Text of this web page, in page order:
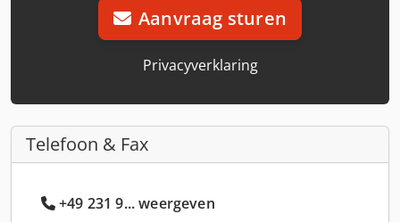
Aanvraag sturen
Privacyverklaring
Telefoon & Fax
+49 231 9... weergeven